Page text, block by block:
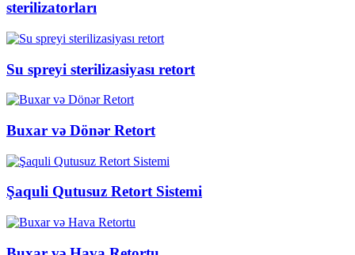
sterilizatorları
Su spreyi sterilizasiyası retort
Buxar və Dönər Retort
Şaquli Qutusuz Retort Sistemi